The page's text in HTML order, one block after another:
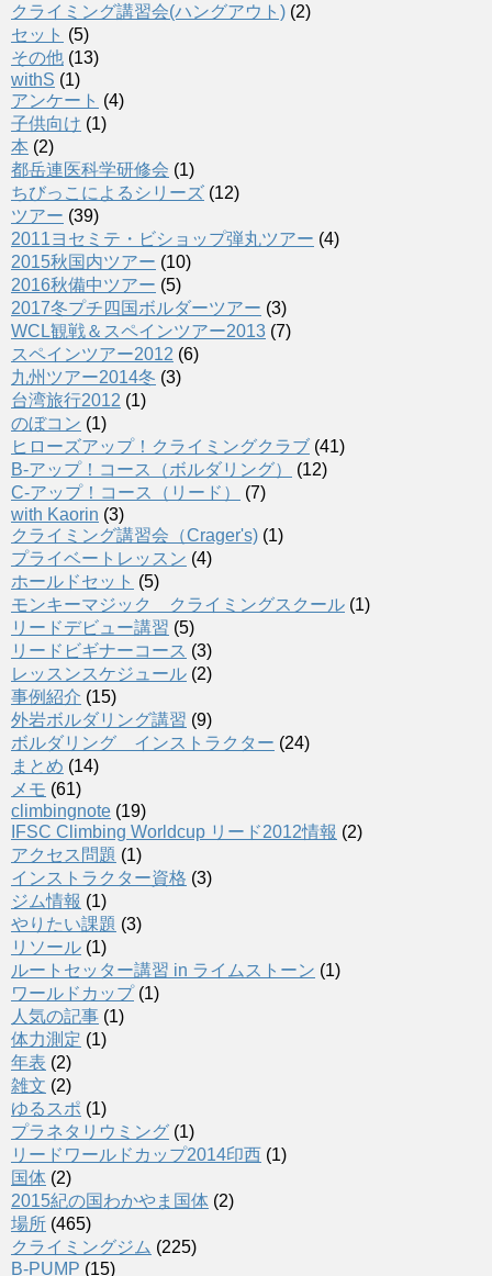
クライミング講習会(ハングアウト) (2)
セット (5)
その他 (13)
withS (1)
アンケート (4)
子供向け (1)
本 (2)
都岳連医科学研修会 (1)
ちびっこによるシリーズ (12)
ツアー (39)
2011ヨセミテ・ビショップ弾丸ツアー (4)
2015秋国内ツアー (10)
2016秋備中ツアー (5)
2017冬プチ四国ボルダーツアー (3)
WCL観戦＆スペインツアー2013 (7)
スペインツアー2012 (6)
九州ツアー2014冬 (3)
台湾旅行2012 (1)
のぼコン (1)
ヒローズアップ！クライミングクラブ (41)
B-アップ！コース（ボルダリング）
(12)
C-アップ！コース（リード）
(7)
with Kaorin (3)
クライミング講習会（Crager's) (1)
プライベートレッスン (4)
ホールドセット (5)
モンキーマジック クライミングスクール (1)
リードデビュー講習 (5)
リードビギナーコース (3)
レッスンスケジュール (2)
事例紹介 (15)
外岩ボルダリング講習 (9)
ボルダリング インストラクター (24)
まとめ (14)
メモ (61)
climbingnote (19)
IFSC Climbing Worldcup リード2012情報 (2)
アクセス問題 (1)
インストラクター資格 (3)
ジム情報 (1)
やりたい課題 (3)
リソール (1)
ルートセッター講習 in ライムストーン (1)
ワールドカップ(1)
人気の記事 (1)
体力測定 (1)
年表 (2)
雑文 (2)
ゆるスポ (1)
プラネタリウミング (1)
リードワールドカップ2014印西 (1)
国体 (2)
2015紀の国わかやま国体 (2)
場所 (465)
クライミングジム (225)
B-PUMP (15)